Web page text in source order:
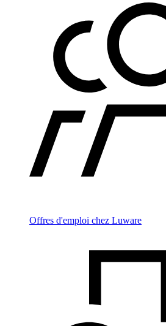
Offres d'emploi chez Luware